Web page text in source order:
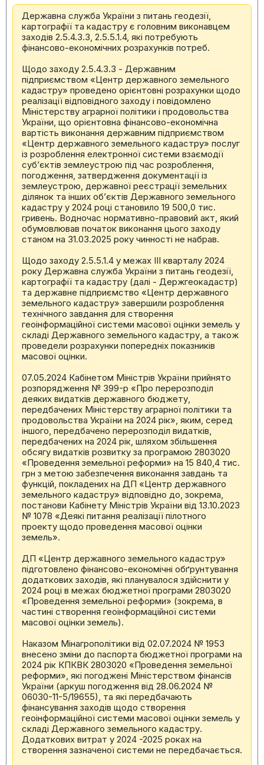
Державна служба України з питань геодезії,
картографії та кадастру є головним виконавцем
заходів 2.5.4.3.3, 2.5.5.1.4, які потребують
фінансово-економічних розрахунків потреб.
Щодо заходу 2.5.4.3.3 - Державним
підприємством «Центр державного земельного
кадастру» проведено орієнтовні розрахунки щодо
реалізації відповідного заходу і повідомлено
Міністерству аграрної політики і продовольства
України, що орієнтовна фінансово-економічна
вартість виконання державним підприємством
«Центр державного земельного кадастру» послуг
із розроблення електронної системи взаємодії
суб’єктів землеустрою під час розроблення,
погодження, затвердження документації із
землеустрою, державної реєстрації земельних
ділянок та інших об’єктів Державного земельного
кадастру у 2024 році становило 19 500,0 тис.
гривень. Водночас нормативно-правовий акт, який
обумовлював початок виконання цього заходу
станом на 31.03.2025 року чинності не набрав.
Щодо заходу 2.5.5.1.4 у межах ІІІ кварталу 2024
року Державна служба України з питань геодезії,
картографії та кадастру (далі - Держгеокадастр)
та державне підприємство «Центр державного
земельного кадастру» завершили розроблення
технічного завдання для створення
геоінформаційної системи масової оцінки земель у
складі Державного земельного кадастру, а також
проведели розрахунки попередніх показників
масової оцінки.
07.05.2024 Кабінетом Міністрів України прийнято
розпорядження № 399-р «Про перерозподіл
деяких видатків державного бюджету,
передбачених Міністерству аграрної політики та
продовольства України на 2024 рік», яким, серед
іншого, передбачено перерозподіл видатків,
передбачених на 2024 рік, шляхом збільшення
обсягу видатків розвитку за програмою 2803020
«Проведення земельної реформи» на 15 840,4 тис.
грн з метою забезпечення виконання завдань та
функцій, покладених на ДП «Центр державного
земельного кадастру» відповідно до, зокрема,
постанови Кабінету Міністрів України від 13.10.2023
№ 1078 «Деякі питання реалізації пілотного
проекту щодо проведення масової оцінки
земель».
ДП «Центр державного земельного кадастру»
підготовлено фінансово-економічні обґрунтування
додаткових заходів, які планувалося здійснити у
2024 році в межах бюджетної програми 2803020
«Проведення земельної реформи» (зокрема, в
частині створення геоінформаційної системи
масової оцінки земель).
Наказом Мінагрополітики від 02.07.2024 № 1953
внесено зміни до паспорта бюджетної програми на
2024 рік КПКВК 2803020 «Проведення земельної
реформи», які погоджені Міністерством фінансів
України (аркуш погодження від 28.06.2024 №
06030-11-5/19655), та які передбачають
фінансування заходів щодо створення
геоінформаційної системи масової оцінки земель у
складі Державного земельного кадастру.
Додаткових витрат у 2024 -2025 роках на
створення зазначеної системи не передбачається.